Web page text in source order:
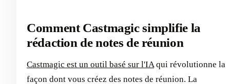
Comment Castmagic simplifie la
rédaction de notes de réunion
Castmagic est un outil basé sur l'IAqui révolutionne la
façon dont vous créez des notes de réunion. La